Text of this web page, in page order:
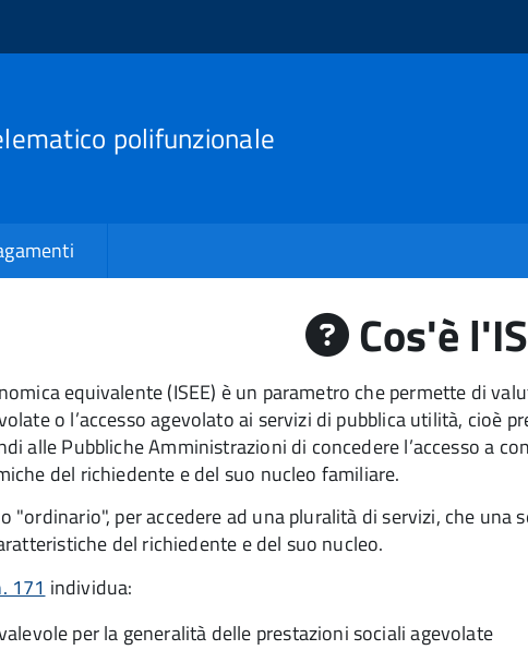
polifunzionale
Cos'è
equivalente (ISEE) è un parametro che permette di
o l’accesso agevolato ai servizi di pubblica utilità, cioè
alle Pubbliche Amministrazioni di concedere l’accesso a
del richiedente e del suo nucleo familiare.
"ordinario", per accedere ad una pluralità di servizi, che
del richiedente e del suo nucleo.
171 individua:
per la generalità delle prestazioni sociali agevolate